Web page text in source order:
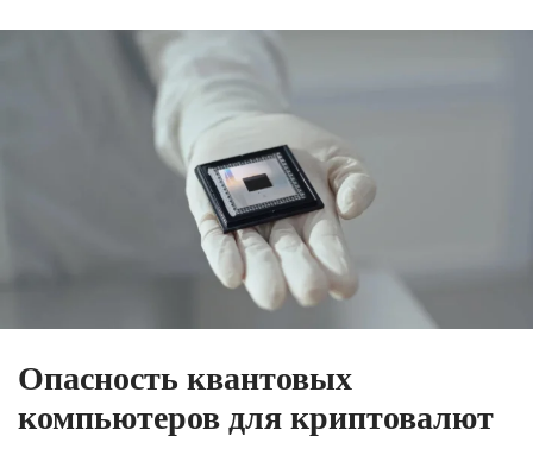
Опасность квантовых
компьютеров для криптовалют